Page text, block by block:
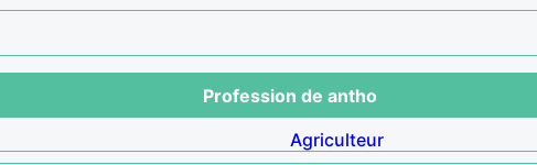
Profession de antho
Agriculteur